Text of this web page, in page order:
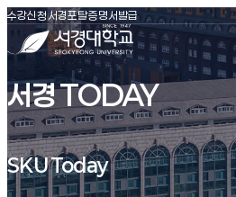
서경대학교
수강신청(새창 열림)
서경포탈(새창 열림)
증명서발급(새창 열림)
서경 TODAY
SKU Today
SKU Today